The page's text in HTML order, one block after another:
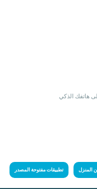
هاتفك الذكي
المنزل تطبيقات مفتوحة المصدر